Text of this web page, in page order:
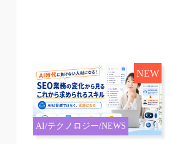
NEW
AI/テクノロジー/NEWS